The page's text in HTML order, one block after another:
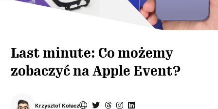
Last minute: Co możemy
zobaczyć na Apple Event?
Krzysztof Kołacz